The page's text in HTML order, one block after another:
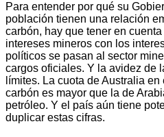
Para entender por qué su
población tienen una relación
carbón, hay que tener en
intereses mineros con los
políticos se pasan al sector
cargos oficiales. Y la avidez de
límites. La cuota de Australia
carbón es mayor que la de
petróleo. Y el país aún tiene
duplicar estas cifras.